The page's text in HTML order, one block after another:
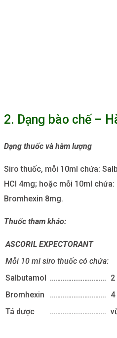
2. Dạng bào chế –
Dạng thuốc và hàm lượng
Siro thuốc, mỗi 10ml chứa:
HCl 4mg; hoặc mỗi 10ml
Bromhexin 8mg.
Thuốc tham khảo:
ASCORIL EXPECTORANT
Mỗi 10 ml siro thuốc có chứa:
Salbutamol …………………………. 2
Bromhexin
…………………………. 4
Tá dược
………………………….